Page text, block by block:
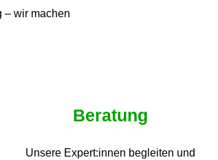
– wir machen
Beratung
Unsere Expert:innen begleiten und